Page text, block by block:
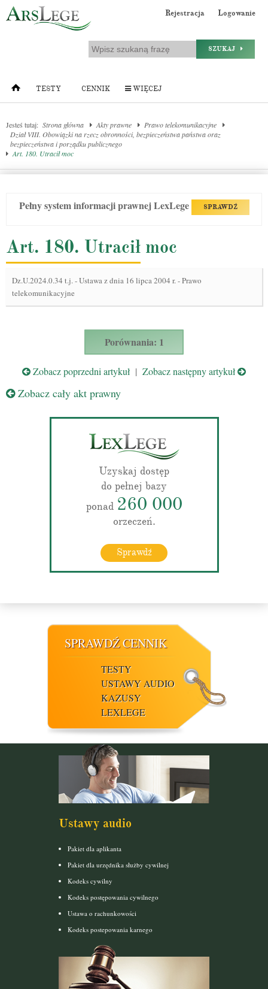
Rejestracja Logowanie
SZUKAJ
TESTY CENNIK WIĘCEJ
Jesteś tutaj: Strona główna Akty prawne
Prawo telekomunikacyjne
Dział VIII. Obowiązki na rzecz obronności, bezpieczeństwa państwa oraz
bezpieczeństwa i porządku publicznego
Art. 180. Utracił moc
Pełny system informacji prawnej LexLege SPRAWDŹ
Art. 180. Utracił moc
Dz.U.2024.0.34 t.j.-Ustawa z dnia 16 lipca 2004 r. - Prawo
telekomunikacyjne
Porównania: 1
Zobacz poprzedni artykuł | Zobacz następny artykuł
Zobacz cały akt prawny
Uzyskaj dostęp
do pełnej bazy
ponad 260 000
orzeczeń.
Sprawdź
SPRAWDŹ CENNIK
TESTY
USTAWY AUDIO
KAZUSY
LEXLEGE
Ustawy audio
Pakiet dla aplikanta
Pakiet dla urzędnika służby cywilnej
Kodeks cywilny
Kodeks postępowania cywilnego
Ustawa o rachunkowości
Kodeks postepowania karnego